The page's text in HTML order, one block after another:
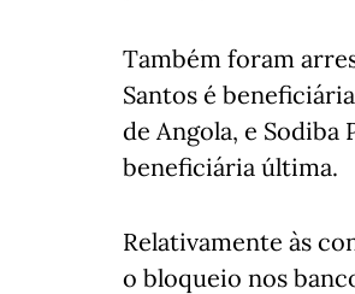
Também foram
Santos é
de Angola, e Sodiba
beneficiária última.
Relativamente às
o bloqueio nos